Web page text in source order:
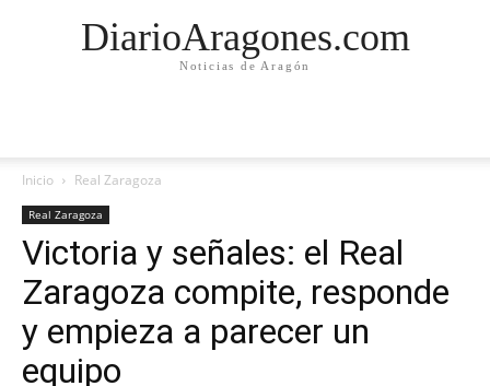
DiarioAragones.com
Noticias de Aragón
Inicio Real Zaragoza
Real Zaragoza
Victoria y señales: el Real
Zaragoza compite, responde
y empieza a parecer un
equipo